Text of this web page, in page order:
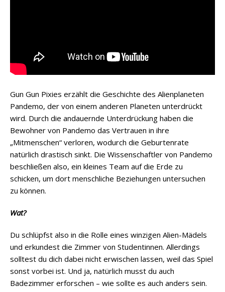
Gun Gun Pixies erzählt die Geschichte des Alienplaneten
Pandemo, der von einem anderen Planeten unterdrückt
wird. Durch die andauernde Unterdrückung haben die
Bewohner von Pandemo das Vertrauen in ihre
„Mitmenschen“ verloren, wodurch die Geburtenrate
natürlich drastisch sinkt. Die Wissenschaftler von Pandemo
beschließen also, ein kleines Team auf die Erde zu
schicken, um dort menschliche Beziehungen untersuchen
zu können.
Wat?
Du schlüpfst also in die Rolle eines winzigen Alien-Mädels
und erkundest die Zimmer von Studentinnen. Allerdings
solltest du dich dabei nicht erwischen lassen, weil das Spiel
sonst vorbei ist. Und ja, natürlich musst du auch
Badezimmer erforschen – wie sollte es auch anders sein.